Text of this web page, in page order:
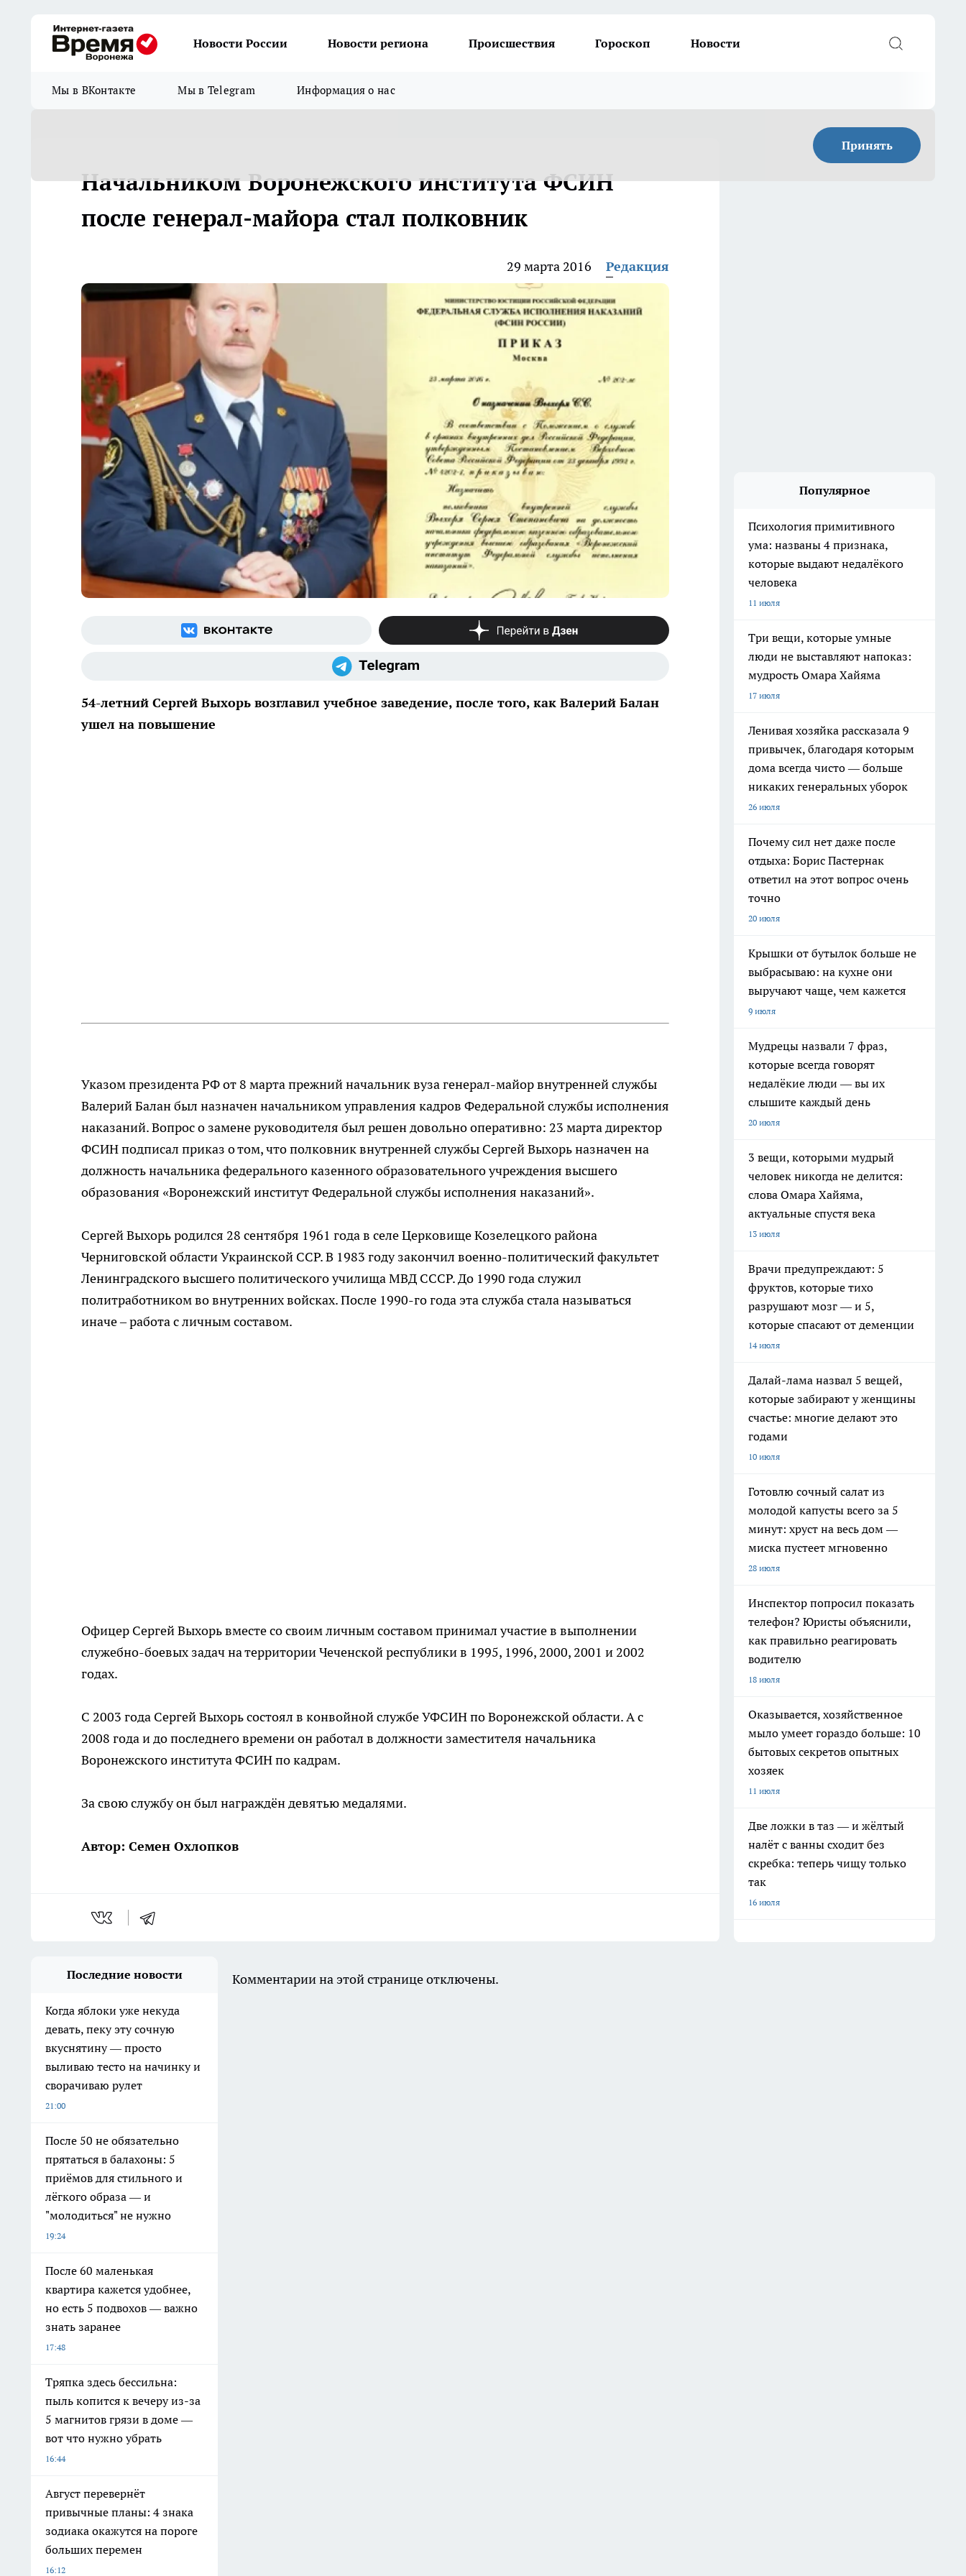
Новости России Новости региона Происшествия Гороскоп Новости
Мы в ВКонтакте Мы в Telegram Информация о нас
Принять
Начальником Воронежского института ФСИН
после генерал-майора стал полковник
29 марта 2016 Редакция
54-летний Сергей Выхорь возглавил учебное заведение, после того, как Валерий Балан
ушел на повышение
Указом президента РФ от 8 марта прежний начальник вуза генерал-майор внутренней службы
Валерий Балан был назначен начальником управления кадров Федеральной службы исполнения
наказаний. Вопрос о замене руководителя был решен довольно оперативно: 23 марта директор
ФСИН подписал приказ о том, что полковник внутренней службы Сергей Выхорь назначен на
должность начальника федерального казенного образовательного учреждения высшего
образования «Воронежский институт Федеральной службы исполнения наказаний».
Сергей Выхорь родился 28 сентября 1961 года в селе Церковище Козелецкого района
Черниговской области Украинской ССР. В 1983 году закончил военно-политический факультет
Ленинградского высшего политического училища МВД СССР. До 1990 года служил
политработником во внутренних войсках. После 1990-го года эта служба стала называться
иначе – работа с личным составом.
Офицер Сергей Выхорь вместе со своим личным составом принимал участие в выполнении
служебно-боевых задач на территории Чеченской республики в 1995, 1996, 2000, 2001 и 2002
годах.
С 2003 года Сергей Выхорь состоял в конвойной службе УФСИН по Воронежской области. А с
2008 года и до последнего времени он работал в должности заместителя начальника
Воронежского института ФСИН по кадрам.
За свою службу он был награждён девятью медалями.
Автор: Семен Охлопков
Популярное
Психология примитивного
ума: названы 4 признака,
которые выдают недалёкого
человека
11 июля
Три вещи, которые умные
люди не выставляют напоказ:
мудрость Омара Хайяма
17 июля
Ленивая хозяйка рассказала 9
привычек, благодаря которым
дома всегда чисто — больше
никаких генеральных уборок
26 июля
Почему сил нет даже после
отдыха: Борис Пастернак
ответил на этот вопрос очень
точно
20 июля
Крышки от бутылок больше не
выбрасываю: на кухне они
выручают чаще, чем кажется
9 июля
Мудрецы назвали 7 фраз,
которые всегда говорят
недалёкие люди — вы их
слышите каждый день
20 июля
3 вещи, которыми мудрый
человек никогда не делится:
слова Омара Хайяма,
актуальные спустя века
13 июля
Врачи предупреждают: 5
фруктов, которые тихо
разрушают мозг — и 5,
которые спасают от деменции
14 июля
Далай-лама назвал 5 вещей,
которые забирают у женщины
счастье: многие делают это
годами
10 июля
Готовлю сочный салат из
молодой капусты всего за 5
минут: хруст на весь дом —
миска пустеет мгновенно
28 июля
Инспектор попросил показать
телефон? Юристы объяснили,
как правильно реагировать
водителю
18 июля
Оказывается, хозяйственное
мыло умеет гораздо больше: 10
бытовых секретов опытных
хозяек
11 июля
Две ложки в таз — и жёлтый
налёт с ванны сходит без
скребка: теперь чищу только
так
16 июля
Последние новости
Когда яблоки уже некуда
девать, пеку эту сочную
вкуснятину — просто
выливаю тесто на начинку и
сворачиваю рулет
21:00
После 50 не обязательно
прятаться в балахоны: 5
приёмов для стильного и
лёгкого образа — и
"молодиться" не нужно
19:24
После 60 маленькая
квартира кажется удобнее,
но есть 5 подвохов — важно
знать заранее
17:48
Тряпка здесь бессильна:
пыль копится к вечеру из-за
5 магнитов грязи в доме —
вот что нужно убрать
16:44
Август перевернёт
привычные планы: 4 знака
зодиака окажутся на пороге
больших перемен
16:12
Комментарии на этой странице отключены.